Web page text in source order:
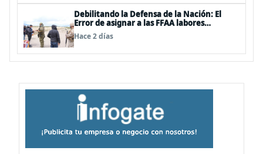
Debilitando la Defensa de la Nación: El
Error de asignar a las FFAA labores
policiales
Hace 2 días